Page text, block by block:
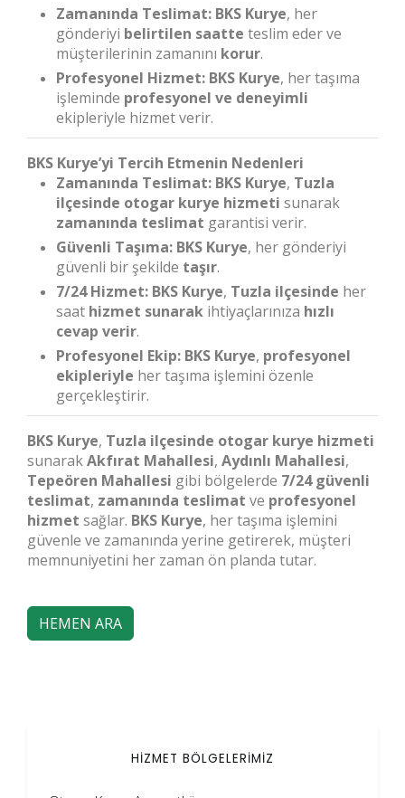
Zamanında Teslimat: BKS Kurye, her
gönderiyi belirtilen saatte teslim eder ve
müşterilerinin zamanını korur.
Profesyonel Hizmet: BKS Kurye, her taşıma
işleminde profesyonel ve deneyimli
ekipleriyle hizmet verir.
BKS Kurye’yi Tercih Etmenin Nedenleri
Zamanında Teslimat: BKS Kurye, Tuzla
ilçesinde otogar kurye hizmeti sunarak
zamanında teslimat garantisi verir.
Güvenli Taşıma: BKS Kurye, her gönderiyi
güvenli bir şekilde taşır.
7/24 Hizmet: BKS Kurye, Tuzla ilçesinde her
saat hizmet sunarak ihtiyaçlarınıza hızlı
cevap verir.
Profesyonel Ekip: BKS Kurye, profesyonel
ekipleriyle her taşıma işlemini özenle
gerçekleştirir.
BKS Kurye, Tuzla ilçesinde otogar kurye hizmeti
sunarakAkfırat Mahallesi, Aydınlı Mahallesi,
Tepeören Mahallesi gibi bölgelerde 7/24 güvenli
teslimat, zamanında teslimat ve profesyonel
hizmet sağlar. BKS Kurye, her taşıma işlemini
güvenle ve zamanında yerine getirerek, müşteri
memnuniyetini her zaman ön planda tutar.
HEMEN ARA
HİZMET BÖLGELERİMİZ